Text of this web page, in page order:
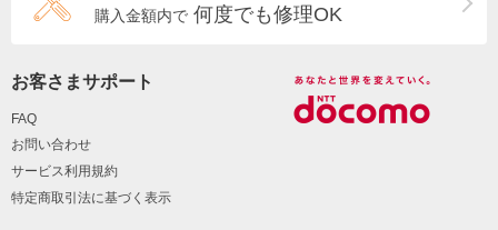
購入金額内で 何度でも修理OK
お客さまサポート
FAQ
お問い合わせ
サービス利用規約
特定商取引法に基づく表示